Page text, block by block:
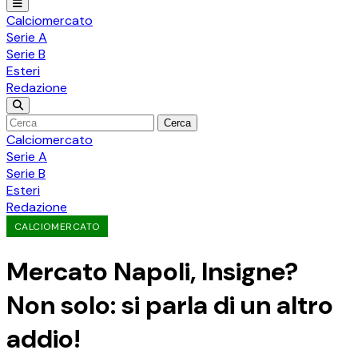
Calciomercato
Serie A
Serie B
Esteri
Redazione
Cerca
Calciomercato
Serie A
Serie B
Esteri
Redazione
CALCIOMERCATO
Mercato Napoli, Insigne?
Non solo: si parla di un altro
addio!